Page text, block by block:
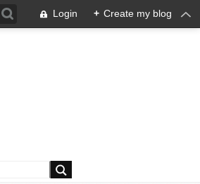
Login + Create my blog